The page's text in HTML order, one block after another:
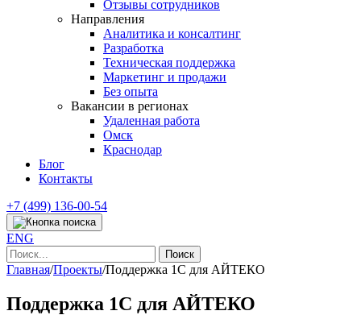
Отзывы сотрудников
Направления
Аналитика и консалтинг
Разработка
Техническая поддержка
Маркетинг и продажи
Без опыта
Вакансии в регионах
Удаленная работа
Омск
Краснодар
Блог
Контакты
+7 (499) 136-00-54
ENG
Найти:
Главная/Проекты/Поддержка 1С для АЙТЕКО
Поддержка 1С для АЙТЕКО